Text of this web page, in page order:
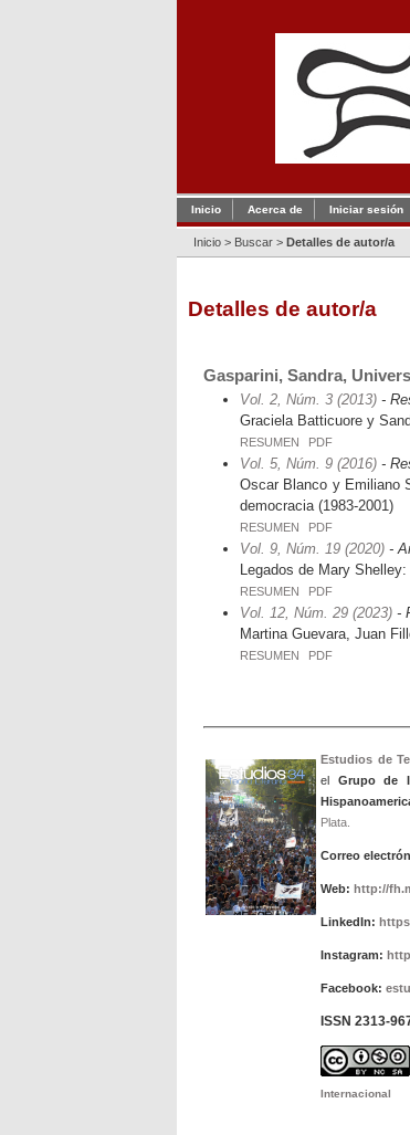
Inicio Acerca de Iniciar sesión
Inicio > Buscar > Detalles de autor/a
Detalles de autor/a
Gasparini, Sandra,
Vol. 2, Núm. 3 (2013)-
Graciela Batticuore y
RESUMEN PDF
Vol. 5, Núm. 9 (2016)-
Oscar Blanco y Emiliano
democracia (1983-2001)
RESUMEN PDF
Vol. 9, Núm. 19 (2020)-
Legados de Mary
RESUMEN PDF
Vol. 12, Núm. 29 (2023)-
Martina Guevara, Juan
RESUMEN PDF
Estudios de
el Grupo de
Plata.
Correo
Web: http://
LinkedIn:
Instagram:
Facebook:
ISSN 2313-
Internacional